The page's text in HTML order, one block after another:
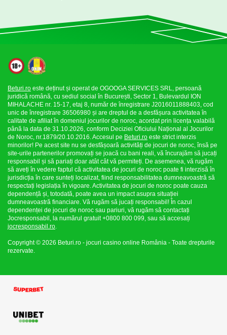
Beturi.ro este deținut și operat de OGOOGA SERVICES SRL, persoană
juridică română, cu sediul social în București, Sector 1, Bulevardul ION
MIHALACHE nr. 15-17, etaj 8, număr de înregistrare J2016011888403, cod
unic de înregistrare 36506980 și are dreptul de a desfășura activitatea în
calitate de afiliat în domeniul jocurilor de noroc, acordat prin licența valabilă
până la data de 31.10.2026, conform Deciziei Oficiului Național al Jocurilor
de Noroc, nr.1879/20.10.2016. Accesul pe Beturi.ro este strict interzis
minorilor! Pe acest site nu se desfășoară activități de jocuri de noroc, însă pe
site-urile partenerilor promovați se joacă cu bani reali, vă încurajăm să jucați
responsabil și să pariați doar atât cât vă permiteți. De asemenea, vă rugăm
să aveți în vedere faptul că activitatea de jocuri de noroc poate fi interzisă în
jurisdicția în care sunteți localizat, fiind responsabilitatea dumneavoastră să
respectați legislația în vigoare. Activitatea de jocuri de noroc poate cauza
dependență și, totodată, poate avea un impact asupra situației
dumneavoastră financiare. Vă rugăm să jucați responsabil! În cazul
dependenței de jocuri de noroc sau pariuri, vă rugăm să contactați
Jocresponsabil, la numărul gratuit +0800 800 099, sau să accesați
jocresponsabil.ro
Copyright © 2026 Beturi.ro - jocuri casino online România - Toate drepturile
rezervate.